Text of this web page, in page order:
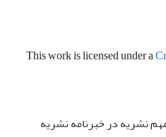
This work is licensed under a
نشریه در خبرنامه نشریه